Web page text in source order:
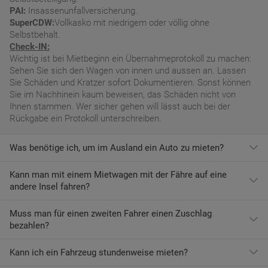
PAI: Insassenunfallversicherung.
SuperCDW:Vollkasko mit niedrigem oder völlig ohne
Selbstbehalt.
Check-IN:
Wichtig ist bei Mietbeginn ein Übernahmeprotokoll zu machen:
Sehen Sie sich den Wagen von innen und aussen an. Lassen
Sie Schäden und Kratzer sofort Dokumentieren. Sonst können
Sie im Nachhinein kaum beweisen, das Schäden nicht von
Ihnen stammen. Wer sicher gehen will lässt auch bei der
Rückgabe ein Protokoll unterschreiben.
Was benötige ich, um im Ausland ein Auto zu mieten?
Mit einem europäischen Führerschein ist es kein Problem ein
Fahrzeug zu mieten. In Europa und bei den meisten
Kann man mit einem Mietwagen mit der Fähre auf eine
andere Insel fahren?
Die meisten Fahrzeugvermieter erlauben aus Gründen des
Versicherungsschutzes an Bord eines Schiffes nicht, dass ihre
Informationen finden Sie in den Bedingungen des Vermieters.
Muss man für einen zweiten Fahrer einen Zuschlag
bezahlen?
Ja. Für jeden zusätzlichen Fahrer muss am Zielort ein Zuschlag
Kann ich ein Fahrzeug stundenweise mieten?